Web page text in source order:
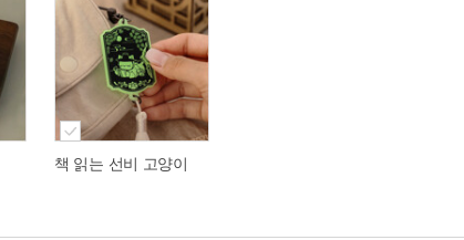
책 읽는 선비 고양이